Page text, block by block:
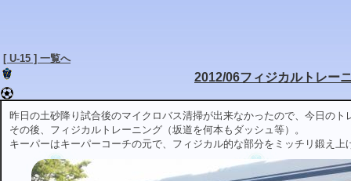
[ U-15 ] 一覧へ
2012/06フィジカルトレー
昨日の土砂降り試合後のマイクロバス清掃が出来なかったので、今日の
その後、フィジカルトレーニング（坂道を何本もダッシュ等）。
キーパーはキーパーコーチの元で、フィジカル的な部分をミッチリ鍛え上